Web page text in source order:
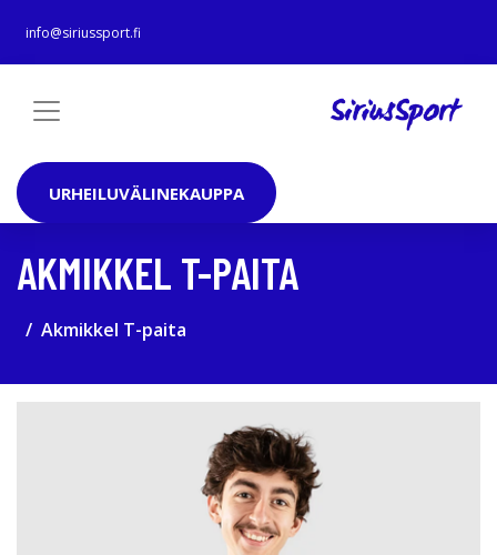
info@siriussport.fi
URHEILUVÄLINEKAUPPA
AKMIKKEL T-PAITA
Akmikkel T-paita